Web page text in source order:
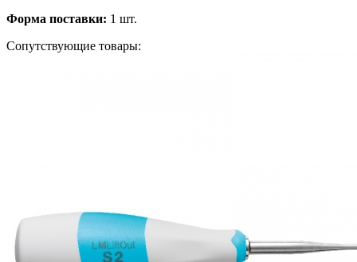
Форма поставки: 1 шт.
Сопутствующие товары: